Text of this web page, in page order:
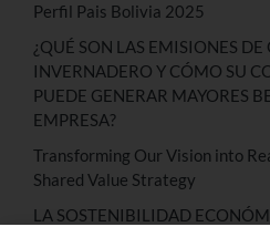
Perfil Pais Bolivia 2025
¿QUÉ SON LAS EMISIONES DE
INVERNADERO Y CÓMO SU
PUEDE GENERAR MAYORES
EMPRESA?
Transforming Our Vision into
Shared Value Strategy
LA SOSTENIBILIDAD